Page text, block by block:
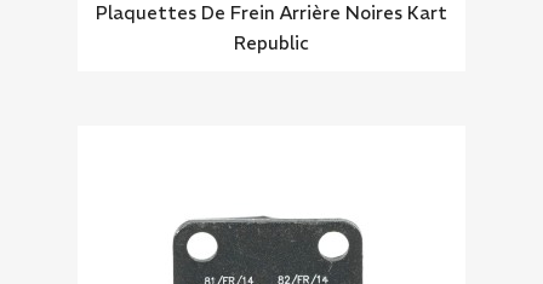
Plaquettes De Frein Arrière Noires Kart
Republic